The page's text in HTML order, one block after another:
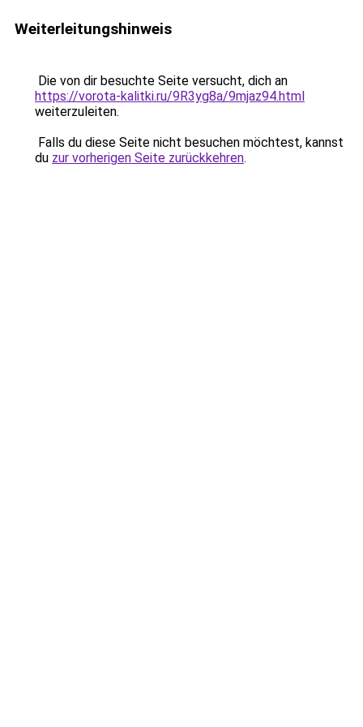
Weiterleitungshinweis
Die von dir besuchte Seite versucht, dich an
https://vorota-kalitki.ru/9R3yg8a/9mjaz94.html
weiterzuleiten.
Falls du diese Seite nicht besuchen möchtest, kannst
du zur vorherigen Seite zurückkehren.